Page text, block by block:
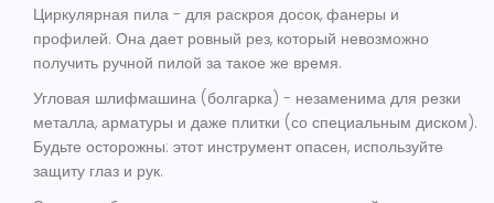
Циркулярная пила - для раскроя досок, фанеры и
профилей. Она дает ровный рез, который невозможно
получить ручной пилой за такое же время.
Угловая шлифмашина (болгарка) - незаменима для резки
металла, арматуры и даже плитки (со специальным диском).
Будьте осторожны: этот инструмент опасен, используйте
защиту глаз и рук.